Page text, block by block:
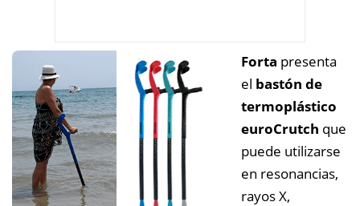
Forta presenta
el bastón de
termoplástico
euroCrutch que
puede utilizarse
en resonancias,
rayos X,